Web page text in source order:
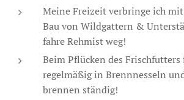
Meine Freizeit verbringe ich
Bau von Wildgattern &
fahre Rehmist weg!🦌
Beim Pflücken des Frischfutters
regelmäßig in Brennnesseln
brennen ständig! 🌵